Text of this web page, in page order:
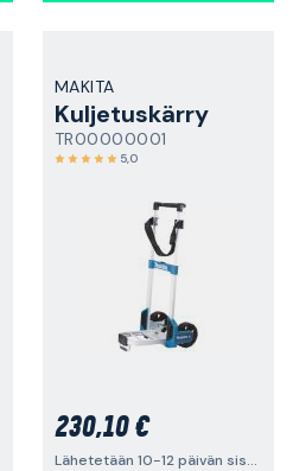
MAKITA
Kuljetuskärry
TR00000001
5,0
230,10 €
Lähetetään 10-12 päivän sisällä